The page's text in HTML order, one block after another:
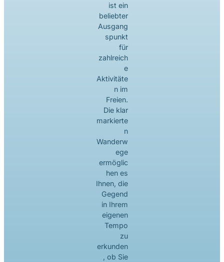
ist ein
beliebter
Ausgang
spunkt
für
zahlreich
e
Aktivitäte
n im
Freien.
Die klar
markierte
n
Wanderw
ege
ermöglic
hen es
Ihnen, die
Gegend
in Ihrem
eigenen
Tempo
zu
erkunden
, ob Sie